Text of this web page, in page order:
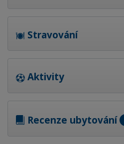
Stravování
Aktivity
Recenze ubytování